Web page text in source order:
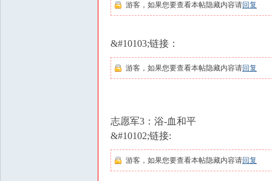
游客，如果您要查看本帖隐藏内容请回复
&#10103;链接：
游客，如果您要查看本帖隐藏内容请回复
志愿军3：浴-血和平
&#10102;链接:
游客，如果您要查看本帖隐藏内容请回复